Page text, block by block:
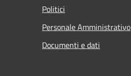
Politici
Personale Amministrativo
Documenti e dati